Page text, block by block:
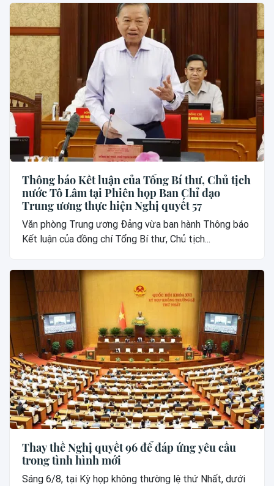
Thông báo Kết luận của Tổng Bí thư, Chủ tịch
nước Tô Lâm tại Phiên họp Ban Chỉ đạo
Trung ương thực hiện Nghị quyết 57
Văn phòng Trung ương Đảng vừa ban hành Thông báo
Kết luận của đồng chí Tổng Bí thư, Chủ tịch...
Thay thế Nghị quyết 96 để đáp ứng yêu cầu
trong tình hình mới
Sáng 6/8, tại Kỳ họp không thường lệ thứ Nhất, dưới